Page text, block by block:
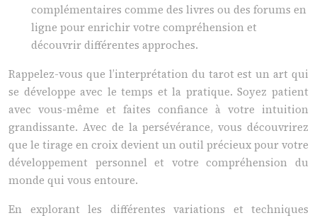
complémentaires comme des livres ou des forums en
ligne pour enrichir votre compréhension et
découvrir différentes approches.
Rappelez-vous que l’interprétation du tarot est un art qui
se développe avec le temps et la pratique. Soyez patient
avec vous-même et faites confiance à votre intuition
grandissante. Avec de la persévérance, vous découvrirez
que le tirage en croix devient un outil précieux pour votre
développement personnel et votre compréhension du
monde qui vous entoure.
En explorant les différentes variations et techniques